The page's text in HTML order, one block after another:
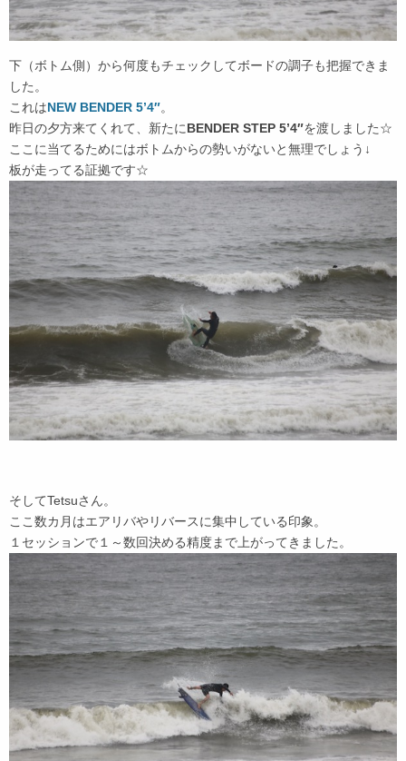
下（ボトム側）から何度もチェックしてボードの調子も把握できま
した。
これはNEW BENDER 5’4″。
昨日の夕方来てくれて、新たにBENDER STEP 5’4″を渡しました☆
ここに当てるためにはボトムからの勢いがないと無理でしょう↓
板が走ってる証拠です☆
そしてTetsuさん。
ここ数カ月はエアリバやリバースに集中している印象。
１セッションで１～数回決める精度まで上がってきました。